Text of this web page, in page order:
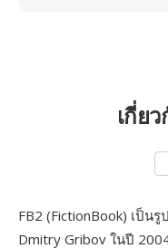
เกี่ย
FB2 (FictionBook) เป็น
Dmitry Gribov ในปี